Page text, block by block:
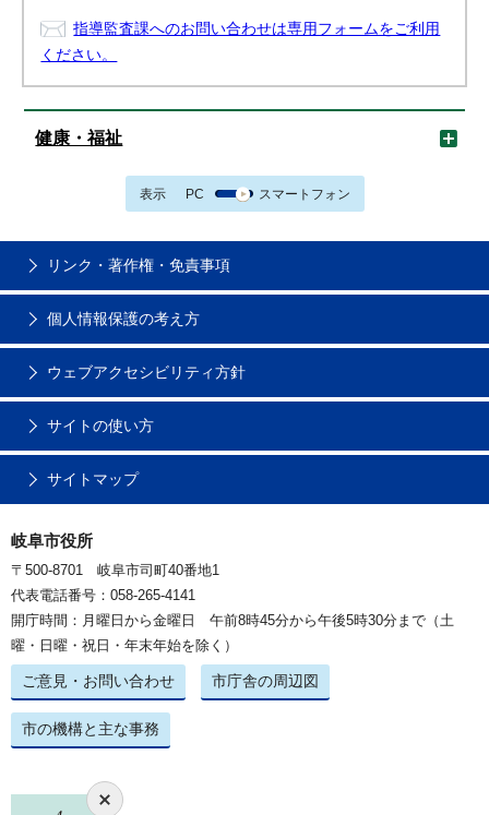
指導監査課へのお問い合わせは専用フォームをご利用
ください。
健康・福祉
表示 PC スマートフォン
リンク・著作権・免責事項
個人情報保護の考え方
ウェブアクセシビリティ方針
サイトの使い方
サイトマップ
岐阜市役所
〒500-8701 岐阜市司町40番地1
代表電話番号：058-265-4141
開庁時間：月曜日から金曜日 午前8時45分から午後5時30分まで（土
曜・日曜・祝日・年末年始を除く）
ご意見・お問い合わせ 市庁舎の周辺図
市の機構と主な事務